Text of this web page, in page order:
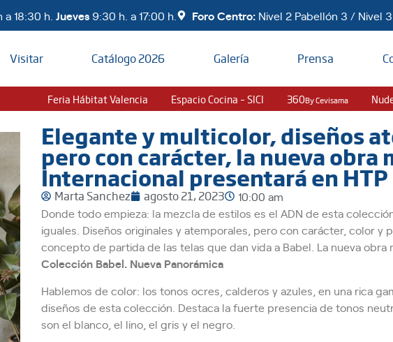
18:30 h. Jueves 9:30 h. a 17:00 h. Foro Centro: Nivel 2 Pabellón 3 / Nivel
Visitar Catálogo 2026 Galería Prensa
Feria Hábitat Valencia Espacio Cocina – SICI 360By Cevisama
Elegante y multicolor, diseños
pero con carácter, la nueva obra
Internacional presentará en
Marta Sanchez agosto 21, 2023
10:00 am
Donde todo empieza: la mezcla de estilos es el ADN de esta
iguales. Diseños originales y atemporales, pero con carácter, color y
concepto de partida de las telas que dan vida a Babel. La nueva obra
Colección Babel. Nueva Panorámica
Hablemos de color: los tonos ocres, calderos y azules, en una rica
diseños de esta colección. Destaca la fuerte presencia de tonos
son el blanco, el lino, el gris y el negro.